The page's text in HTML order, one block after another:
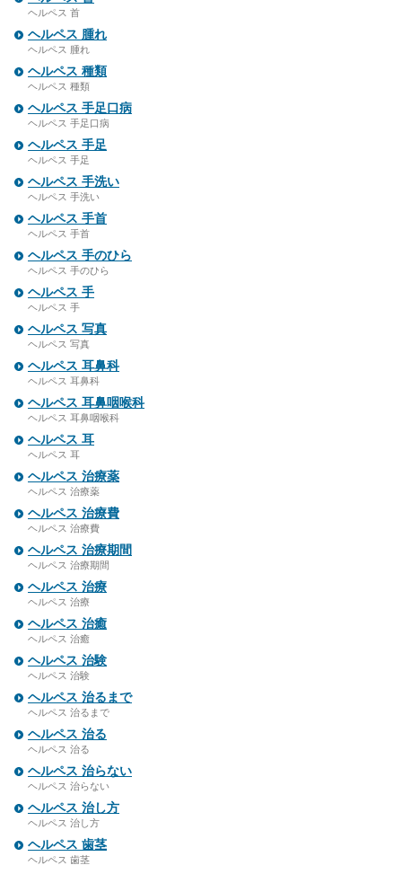
ヘルペス 首
ヘルペス 腫れ
ヘルペス 腫れ
ヘルペス 種類
ヘルペス 種類
ヘルペス 手足口病
ヘルペス 手足口病
ヘルペス 手足
ヘルペス 手足
ヘルペス 手洗い
ヘルペス 手洗い
ヘルペス 手首
ヘルペス 手首
ヘルペス 手のひら
ヘルペス 手のひら
ヘルペス 手
ヘルペス 手
ヘルペス 写真
ヘルペス 写真
ヘルペス 耳鼻科
ヘルペス 耳鼻科
ヘルペス 耳鼻咽喉科
ヘルペス 耳鼻咽喉科
ヘルペス 耳
ヘルペス 耳
ヘルペス 治療薬
ヘルペス 治療薬
ヘルペス 治療費
ヘルペス 治療費
ヘルペス 治療期間
ヘルペス 治療期間
ヘルペス 治療
ヘルペス 治療
ヘルペス 治癒
ヘルペス 治癒
ヘルペス 治験
ヘルペス 治験
ヘルペス 治るまで
ヘルペス 治るまで
ヘルペス 治る
ヘルペス 治る
ヘルペス 治らない
ヘルペス 治らない
ヘルペス 治し方
ヘルペス 治し方
ヘルペス 歯茎
ヘルペス 歯茎